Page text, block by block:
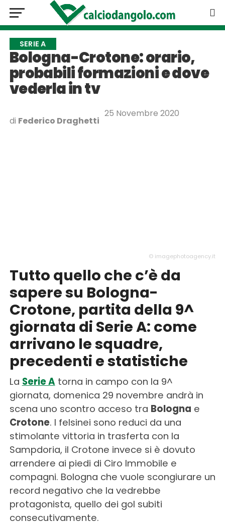
SERIE A
Bologna-Crotone: orario,
probabili formazioni e dove
vederla in tv
di Federico Draghetti
25 Novembre 2020
© imagephotoagency.it
Tutto quello che c’è da
sapere su Bologna-
Crotone, partita della 9^
giornata di Serie A: come
arrivano le squadre,
precedenti e statistiche
La Serie Atorna in campo con la 9^
giornata, domenica 29 novembre andrà in
scena uno scontro acceso tra Bologna e
Crotone. I felsinei sono reduci da una
stimolante vittoria in trasferta con la
Sampdoria, il Crotone invece si è dovuto
arrendere ai piedi di Ciro Immobile e
compagni. Bologna che vuole scongiurare un
record negativo che la vedrebbe
protagonista, quello dei gol subiti
consecutivamente.